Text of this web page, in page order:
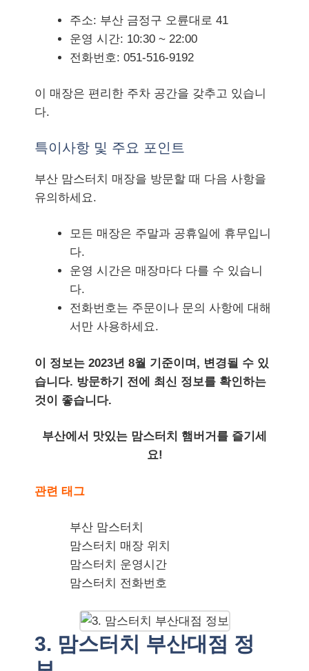
주소: 부산 금정구 오륜대로 41
운영 시간: 10:30 ~ 22:00
전화번호: 051-516-9192
이 매장은 편리한 주차 공간을 갖추고 있습니
다.
특이사항 및 주요 포인트
부산 맘스터치 매장을 방문할 때 다음 사항을
유의하세요.
모든 매장은 주말과 공휴일에 휴무입니
다.
운영 시간은 매장마다 다를 수 있습니
다.
전화번호는 주문이나 문의 사항에 대해
서만 사용하세요.
이 정보는 2023년 8월 기준이며, 변경될 수 있
습니다. 방문하기 전에 최신 정보를 확인하는
것이 좋습니다.
부산에서 맛있는 맘스터치 햄버거를 즐기세
요!
관련 태그
부산 맘스터치
맘스터치 매장 위치
맘스터치 운영시간
맘스터치 전화번호
3. 맘스터치 부산대점 정